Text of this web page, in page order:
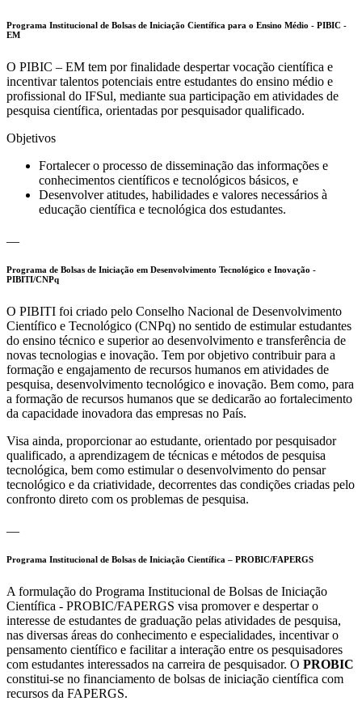
Programa Institucional de Bolsas de Iniciação Científica para o Ensino Médio - PIBIC -
EM
O PIBIC – EM tem por finalidade despertar vocação científica e
incentivar talentos potenciais entre estudantes do ensino médio e
profissional do IFSul, mediante sua participação em atividades de
pesquisa científica, orientadas por pesquisador qualificado.
Objetivos
Fortalecer o processo de disseminação das informações e
conhecimentos científicos e tecnológicos básicos, e
Desenvolver atitudes, habilidades e valores necessários à
educação científica e tecnológica dos estudantes.
Programa de Bolsas de Iniciação em Desenvolvimento Tecnológico e Inovação -
PIBITI/CNPq
O PIBITI foi criado pelo Conselho Nacional de Desenvolvimento
Científico e Tecnológico (CNPq) no sentido de estimular estudantes
do ensino técnico e superior ao desenvolvimento e transferência de
novas tecnologias e inovação. Tem por objetivo contribuir para a
formação e engajamento de recursos humanos em atividades de
pesquisa, desenvolvimento tecnológico e inovação. Bem como, para
a formação de recursos humanos que se dedicarão ao fortalecimento
da capacidade inovadora das empresas no País.
Visa ainda, proporcionar ao estudante, orientado por pesquisador
qualificado, a aprendizagem de técnicas e métodos de pesquisa
tecnológica, bem como estimular o desenvolvimento do pensar
tecnológico e da criatividade, decorrentes das condições criadas pelo
confronto direto com os problemas de pesquisa.
Programa Institucional de Bolsas de Iniciação Científica – PROBIC/FAPERGS
A formulação do Programa Institucional de Bolsas de Iniciação
Científica - PROBIC/FAPERGS visa promover e despertar o
interesse de estudantes de graduação pelas atividades de pesquisa,
nas diversas áreas do conhecimento e especialidades, incentivar o
pensamento científico e facilitar a interação entre os pesquisadores
com estudantes interessados na carreira de pesquisador. O PROBIC
constitui-se no financiamento de bolsas de iniciação científica com
recursos da FAPERGS.